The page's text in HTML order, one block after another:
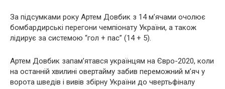
За підсумками року Артем Довбик з 14 м’ячами очолює
бомбардирські перегони чемпіонату України, а також
лідирує за системою “гол + пас” (14 + 5).
Артем Довбик запам’ятався українцям на Євро-2020, коли
на останній хвилині овертайму забив переможний м’яч у
ворота шведів і вивів збірну України до чвертьфіналу